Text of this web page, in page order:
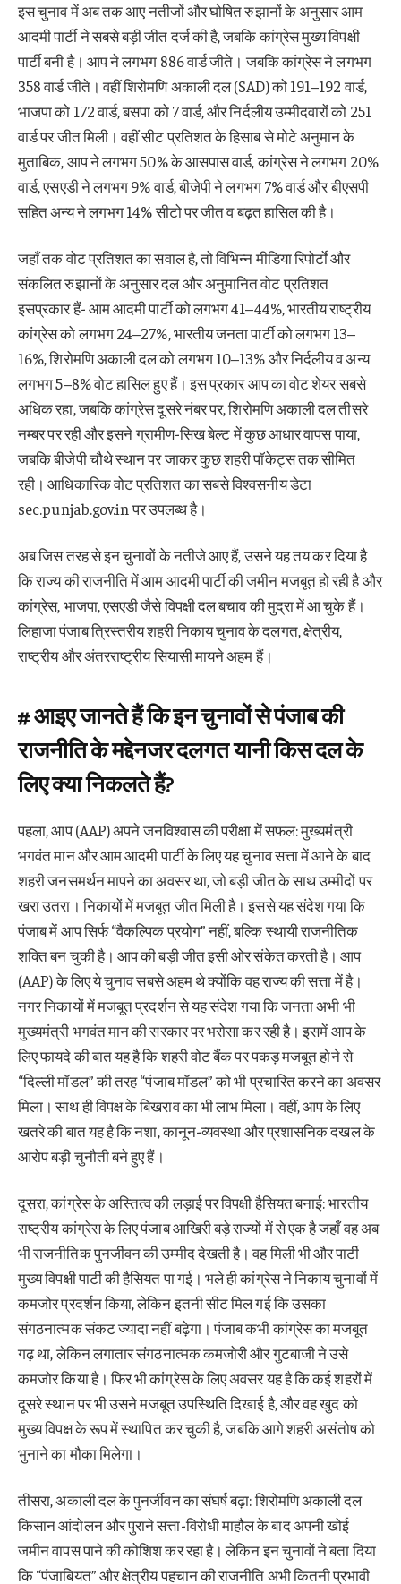
इस चुनाव में अब तक आए नतीजों और घोषित रुझानों के अनुसार आम
आदमी पार्टी ने सबसे बड़ी जीत दर्ज की है, जबकि कांग्रेस मुख्य विपक्षी
पार्टी बनी है। आप ने लगभग 886 वार्ड जीते। जबकि कांग्रेस ने लगभग
358 वार्ड जीते। वहीं शिरोमणि अकाली दल (SAD) को 191–192 वार्ड,
भाजपा को 172 वार्ड, बसपा को 7 वार्ड, और निर्दलीय उम्मीदवारों को 251
वार्ड पर जीत मिली। वहीं सीट प्रतिशत के हिसाब से मोटे अनुमान के
मुताबिक, आप ने लगभग 50% के आसपास वार्ड, कांग्रेस ने लगभग 20%
वार्ड, एसएडी ने लगभग 9% वार्ड, बीजेपी ने लगभग 7% वार्ड और बीएसपी
सहित अन्य ने लगभग 14% सीटो पर जीत व बढ़त हासिल की है।
जहाँ तक वोट प्रतिशत का सवाल है, तो विभिन्न मीडिया रिपोर्टों और
संकलित रुझानों के अनुसार दल और अनुमानित वोट प्रतिशत
इसप्रकार हैं- आम आदमी पार्टी को लगभग 41–44%, भारतीय राष्ट्रीय
कांग्रेस को लगभग 24–27%, भारतीय जनता पार्टी को लगभग 13–
16%, शिरोमणि अकाली दल को लगभग 10–13% और निर्दलीय व अन्य
लगभग 5–8% वोट हासिल हुए हैं। इस प्रकार आप का वोट शेयर सबसे
अधिक रहा, जबकि कांग्रेस दूसरे नंबर पर, शिरोमणि अकाली दल तीसरे
नम्बर पर रही और इसने ग्रामीण-सिख बेल्ट में कुछ आधार वापस पाया,
जबकि बीजेपी चौथे स्थान पर जाकर कुछ शहरी पॉकेट्स तक सीमित
रही। आधिकारिक वोट प्रतिशत का सबसे विश्वसनीय डेटा
sec.punjab.gov.in⁠ पर उपलब्ध है।
अब जिस तरह से इन चुनावों के नतीजे आए हैं, उसने यह तय कर दिया है
कि राज्य की राजनीति में आम आदमी पार्टी की जमीन मजबूत हो रही है और
कांग्रेस, भाजपा, एसएडी जैसे विपक्षी दल बचाव की मुद्रा में आ चुके हैं।
लिहाजा पंजाब त्रिस्तरीय शहरी निकाय चुनाव के दलगत, क्षेत्रीय,
राष्ट्रीय और अंतरराष्ट्रीय सियासी मायने अहम हैं।
# आइए जानते हैं कि इन चुनावों से पंजाब की
राजनीति के मद्देनजर दलगत यानी किस दल के
लिए क्या निकलते हैं?
पहला, आप (AAP) अपने जनविश्वास की परीक्षा में सफल: मुख्यमंत्री
भगवंत मान और आम आदमी पार्टी के लिए यह चुनाव सत्ता में आने के बाद
शहरी जनसमर्थन मापने का अवसर था, जो बड़ी जीत के साथ उम्मीदों पर
खरा उतरा। निकायों में मजबूत जीत मिली है। इससे यह संदेश गया कि
पंजाब में आप सिर्फ “वैकल्पिक प्रयोग” नहीं, बल्कि स्थायी राजनीतिक
शक्ति बन चुकी है। आप की बड़ी जीत इसी ओर संकेत करती है। आप
(AAP) के लिए ये चुनाव सबसे अहम थे क्योंकि वह राज्य की सत्ता में है।
नगर निकायों में मजबूत प्रदर्शन से यह संदेश गया कि जनता अभी भी
मुख्यमंत्री भगवंत मान की सरकार पर भरोसा कर रही है। इसमें आप के
लिए फायदे की बात यह है कि शहरी वोट बैंक पर पकड़ मजबूत होने से
“दिल्ली मॉडल” की तरह “पंजाब मॉडल” को भी प्रचारित करने का अवसर
मिला। साथ ही विपक्ष के बिखराव का भी लाभ मिला। वहीं, आप के लिए
खतरे की बात यह है कि नशा, कानून-व्यवस्था और प्रशासनिक दखल के
आरोप बड़ी चुनौती बने हुए हैं।
दूसरा, कांग्रेस के अस्तित्व की लड़ाई पर विपक्षी हैसियत बनाई: भारतीय
राष्ट्रीय कांग्रेस के लिए पंजाब आखिरी बड़े राज्यों में से एक है जहाँ वह अब
भी राजनीतिक पुनर्जीवन की उम्मीद देखती है। वह मिली भी और पार्टी
मुख्य विपक्षी पार्टी की हैसियत पा गई। भले ही कांग्रेस ने निकाय चुनावों में
कमजोर प्रदर्शन किया, लेकिन इतनी सीट मिल गई कि उसका
संगठनात्मक संकट ज्यादा नहीं बढ़ेगा। पंजाब कभी कांग्रेस का मजबूत
गढ़ था, लेकिन लगातार संगठनात्मक कमजोरी और गुटबाजी ने उसे
कमजोर किया है। फिर भी कांग्रेस के लिए अवसर यह है कि कई शहरों में
दूसरे स्थान पर भी उसने मजबूत उपस्थिति दिखाई है, और वह खुद को
मुख्य विपक्ष के रूप में स्थापित कर चुकी है, जबकि आगे शहरी असंतोष को
भुनाने का मौका मिलेगा।
तीसरा, अकाली दल के पुनर्जीवन का संघर्ष बढ़ा: शिरोमणि अकाली दल
किसान आंदोलन और पुराने सत्ता-विरोधी माहौल के बाद अपनी खोई
जमीन वापस पाने की कोशिश कर रहा है। लेकिन इन चुनावों ने बता दिया
कि “पंजाबियत” और क्षेत्रीय पहचान की राजनीति अभी कितनी प्रभावी